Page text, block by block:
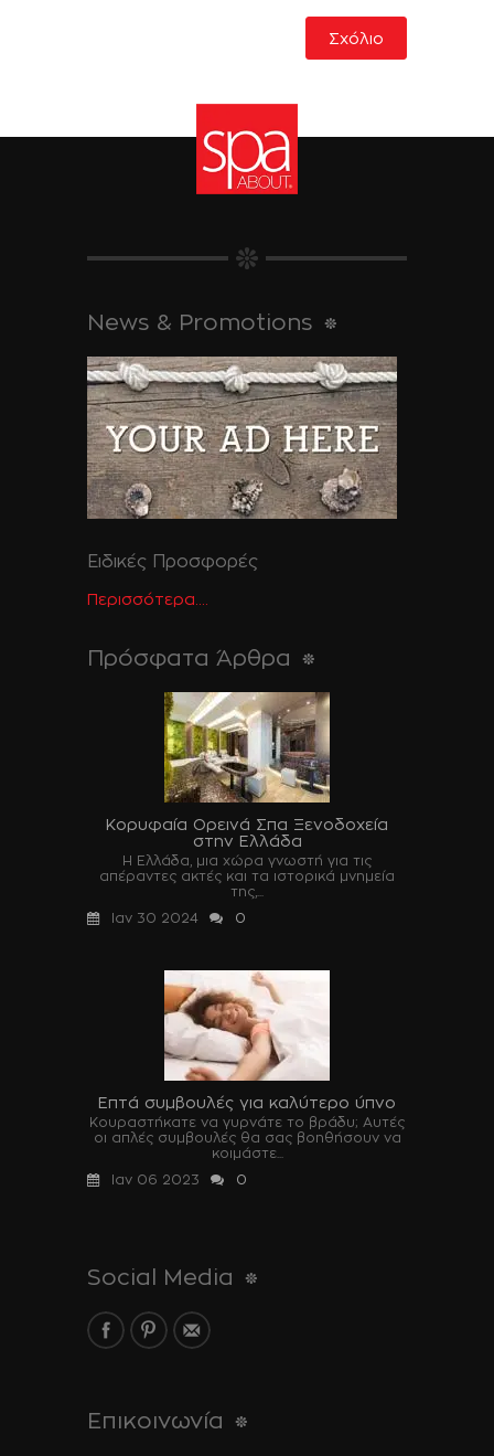
News & Promotions
Ειδικές Προσφορές
Περισσότερα....
Πρόσφατα Άρθρα
Κορυφαία Ορεινά Σπα Ξενοδοχεία
στην Ελλάδα
Η Ελλάδα, μια χώρα γνωστή για τις
απέραντες ακτές και τα ιστορικά μνημεία
της,...
Ιαν 30 2024
0
Επτά συμβουλές για καλύτερο ύπνο
Κουραστήκατε να γυρνάτε το βράδυ; Αυτές
οι απλές συμβουλές θα σας βοηθήσουν να
κοιμάστε...
Ιαν 06 2023
0
Social Media
Επικοινωνία